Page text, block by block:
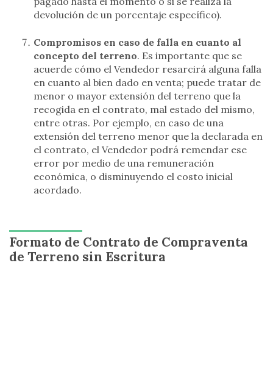
devolución de un porcentaje específico).
Compromisos en caso de falla en cuanto al
concepto del terreno. Es importante que se
acuerde cómo el Vendedor resarcirá alguna falla
en cuanto al bien dado en venta; puede tratar de
menor o mayor extensión del terreno que la
recogida en el contrato, mal estado del mismo,
entre otras. Por ejemplo, en caso de una
extensión del terreno menor que la declarada en
el contrato, el Vendedor podrá remendar ese
error por medio de una remuneración
económica, o disminuyendo el costo inicial
acordado.
Formato de Contrato de Compraventa
de Terreno sin Escritura